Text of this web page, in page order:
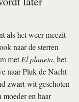
als het weer meezit
naar de sterren
metEl planeta, het
naar Pluk de Nacht
zwart-wit geschoten
en haar